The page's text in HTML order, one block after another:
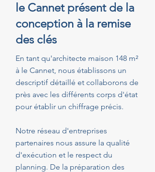
le Cannet présent de la
conception à la remise
des clés
En tant qu'architecte maison 148 m²
à le Cannet, nous établissons un
descriptif détaillé et collaborons de
près avec les différents corps d'état
pour établir un chiffrage précis.
Notre réseau d'entreprises
partenaires nous assure la qualité
d'exécution et le respect du
planning. De la préparation des